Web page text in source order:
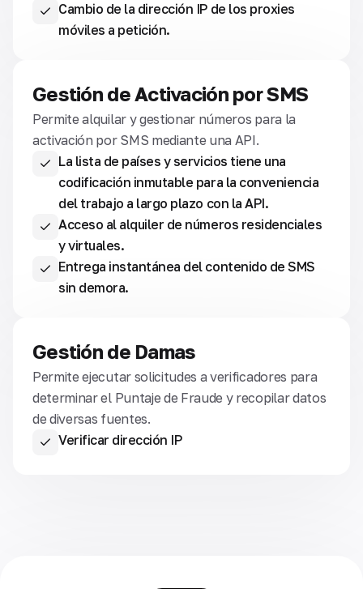
Cambio de la dirección IP de los proxies
móviles a petición.
Gestión de Activación por SMS
Permite alquilar y gestionar números para la
activación por SMS mediante una API.
La lista de países y servicios tiene una
codificación inmutable para la conveniencia
del trabajo a largo plazo con la API.
Acceso al alquiler de números residenciales
y virtuales.
Entrega instantánea del contenido de SMS
sin demora.
Gestión de Damas
Permite ejecutar solicitudes a verificadores para
determinar el Puntaje de Fraude y recopilar datos
de diversas fuentes.
Verificar dirección IP